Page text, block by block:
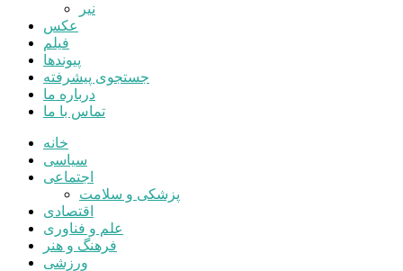
نیر
عکس
فیلم
پیوندها
جستجوی پیشرفته
درباره ما
تماس با ما
خانه
سیاسی
اجتماعی
پزشکی و سلامت
اقتصادی
علم و فناوری
فرهنگ و هنر
ورزشی